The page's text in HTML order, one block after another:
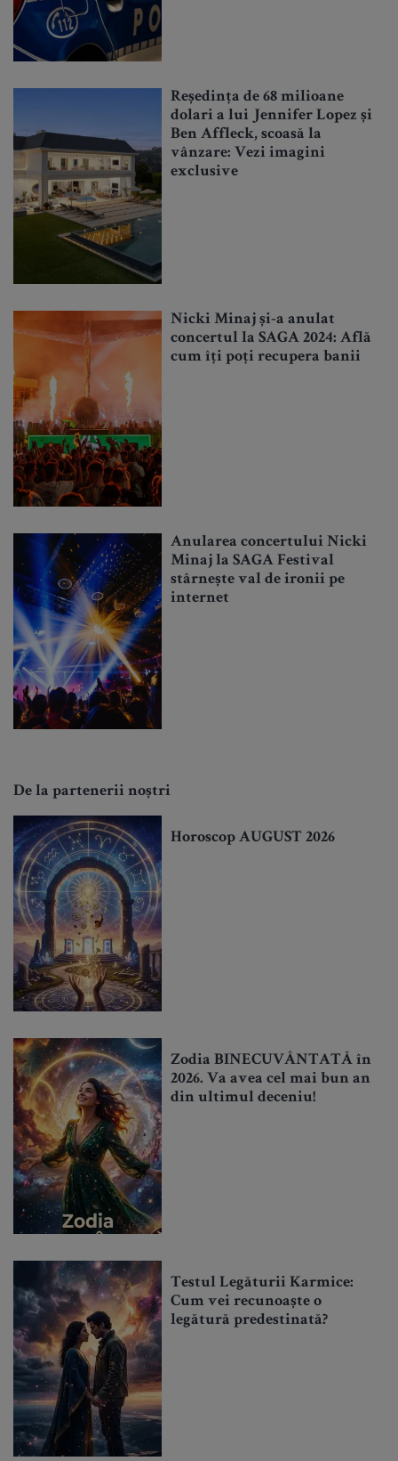
Reședința de 68 milioane
dolari a lui Jennifer Lopez și
Ben Affleck, scoasă la
vânzare: Vezi imagini
exclusive
Nicki Minaj și-a anulat
concertul la SAGA 2024: Află
cum îți poți recupera banii
Anularea concertului Nicki
Minaj la SAGA Festival
stârnește val de ironii pe
internet
De la partenerii noștri
Horoscop AUGUST 2026
Zodia BINECUVÂNTATĂ în
2026. Va avea cel mai bun an
din ultimul deceniu!
Testul Legăturii Karmice:
Cum vei recunoaște o
legătură predestinată?